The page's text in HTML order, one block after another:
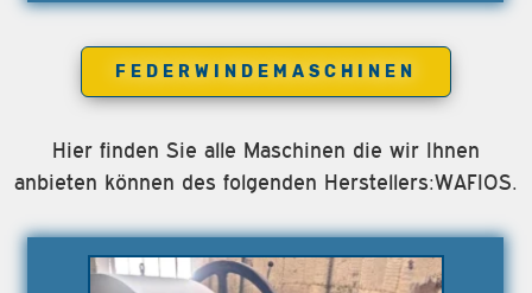
FEDERWINDEMASCHINEN
Hier finden Sie alle Maschinen die wir Ihnen
anbieten können des folgenden Herstellers:WAFIOS.